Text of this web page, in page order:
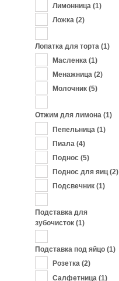
Лимонница (1)
Ложка (2)
Лопатка для торта (1)
Масленка (1)
Менажница (2)
Молочник (5)
Отжим для лимона (1)
Пепельница (1)
Пиала (4)
Поднос (5)
Поднос для яиц(2)
Подсвечник (1)
Подставка для
зубочисток (1)
Подставка под яйцо (1)
Розетка (2)
Салфетница (1)